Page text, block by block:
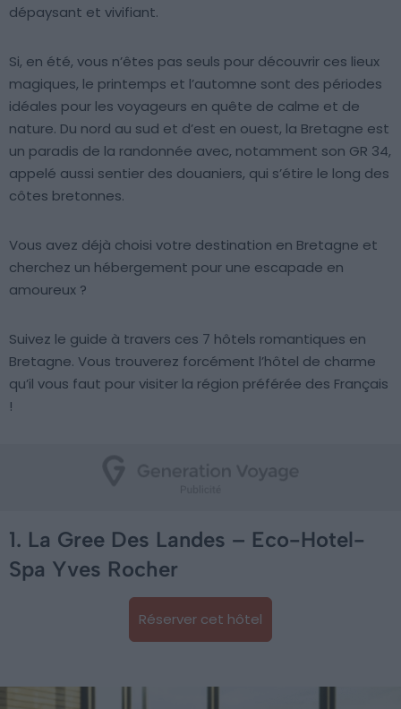
dépaysant et vivifiant.
Si, en été, vous n’êtes pas seuls pour découvrir ces lieux
magiques, le printemps et l’automne sont des périodes
idéales pour les voyageurs en quête de calme et de
nature. Du nord au sud et d’est en ouest, la Bretagne est
un paradis de la randonnée avec, notamment son GR 34,
appelé aussi sentier des douaniers, qui s’étire le long des
côtes bretonnes.
Vous avez déjà choisi votre destination en Bretagne et
cherchez un hébergement pour une escapade en
amoureux ?
Suivez le guide à travers ces 7 hôtels romantiques en
Bretagne. Vous trouverez forcément l’hôtel de charme
qu’il vous faut pour visiter la région préférée des Français
!
1. La Gree Des Landes – Eco-Hotel-
Spa Yves Rocher
Réserver cet hôtel